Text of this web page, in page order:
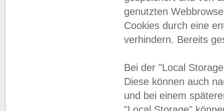
genutzten
Cookies durch eine
verhindern. Bereits
Bei der "Local
Diese können auch
und bei einem